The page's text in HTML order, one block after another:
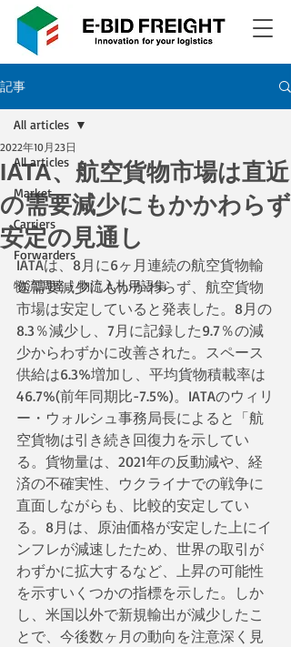
記事
All articles
Market
Carriers
Forwarders
物流調達・物流入札用語集
All articles
IATA、航空貨物市場は直近
の需要減少にもかかわらず
安定の見通し
2022年10月23日
IATAは、8月に6ヶ月連続の航空貨物輸
送需要減少にもかかわらず、航空貨物
市場は安定していると発表した。8月の
8.3％減少し、7月に記録した9.7％の減
少からわずかに改善された。スペース
供給は6.3%増加し、平均貨物積載率は
46.7%(前年同期比-7.5%)。IATAのウィリ
ー・ウォルシュ事務局長によると「航
空貨物は引き続き回復力を示してい
る。貨物量は、2021年の反動減や、経
済の不確実性、ウクライナでの戦争に
直面しながらも、比較的安定してい
る。8月は、原油価格が安定した上にイ
ンフレが減速したため、世界の取引が
わずかに拡大するなど、上昇の可能性
を示すいくつかの指標を示した。しか
し、米国以外で新規輸出が減少したこ
とで、今後数ヶ月の動向を注意深く見